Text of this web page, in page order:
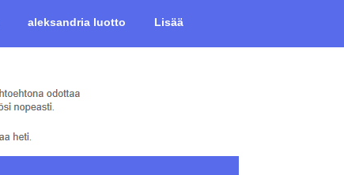
aleksandria luotto Lisää